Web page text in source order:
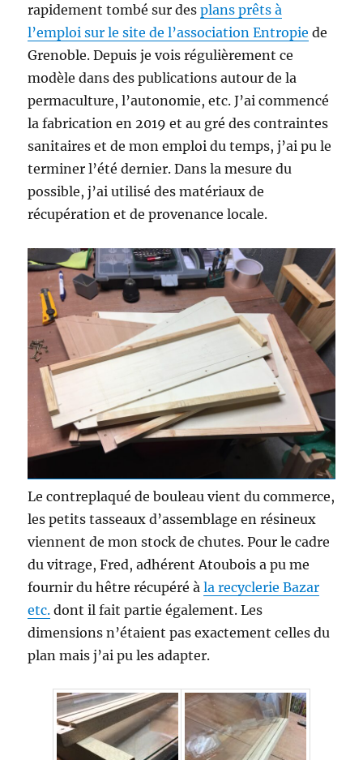
rapidement tombé sur desplans prêts à
l’emploi sur le site de l’association Entropie de
Grenoble. Depuis je vois régulièrement ce
modèle dans des publications autour de la
permaculture, l’autonomie, etc. J’ai commencé
la fabrication en 2019 et au gré des contraintes
sanitaires et de mon emploi du temps, j’ai pu le
terminer l’été dernier. Dans la mesure du
possible, j’ai utilisé des matériaux de
récupération et de provenance locale.
Le contreplaqué de bouleau vient du commerce,
les petits tasseaux d’assemblage en résineux
viennent de mon stock de chutes. Pour le cadre
du vitrage, Fred, adhérent Atoubois a pu me
fournir du hêtre récupéré àla recyclerie Bazar
etc. dont il fait partie également. Les
dimensions n’étaient pas exactement celles du
plan mais j’ai pu les adapter.